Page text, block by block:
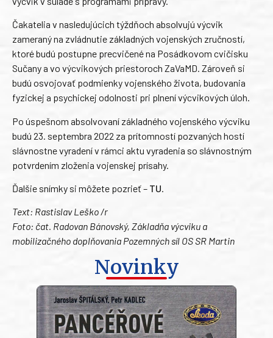
Čakatelia v nasledujúcich týždňoch absolvujú výcvik
zameraný na zvládnutie základných vojenských zručností,
ktoré budú postupne precvičené na Posádkovom cvičisku
Sučany a vo výcvikových priestoroch ZaVaMD. Zároveň si
budú osvojovať podmienky vojenského života, budovania
fyzickej a psychickej odolnosti pri plnení výcvikových úloh.
Po úspešnom absolvovaní základného vojenského výcviku
budú 23. septembra 2022 za prítomností pozvaných hostí
slávnostne vyradení v rámci aktu vyradenia so slávnostným
potvrdením zloženia vojenskej prísahy.
Ďalšie snímky si môžete pozrieť – TU.
Text: Rastislav Leško /r
Foto: čat. Radovan Bánovský, Základňa výcviku a
mobilizačného doplňovania Pozemných síl OS SR Martin
Novinky